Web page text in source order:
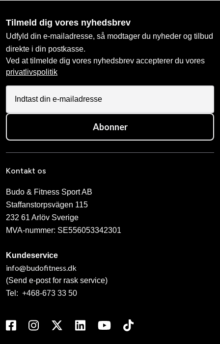
Tilmeld dig vores nyhedsbrev
Udfyld din e-mailadresse, så modtager du nyheder og tilbud
direkte i din postkasse.
Ved at tilmelde dig vores nyhedsbrev accepterer du vores
privatlivspolitik
Abonner
Kontakt os
Budo & Fitness Sport AB
Staffanstorpsvägen 115
232 61 Arlöv Sverige
MVA-nummer: SE556053342301
Kundeservice
info@budofitness.dk
(Send e-post for rask service)
Tel: +468-673 33 50